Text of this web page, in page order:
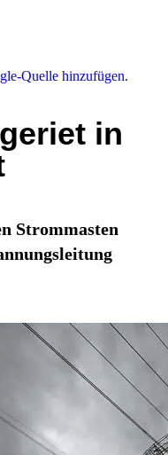
Quelle hinzufügen.
in
Strommasten